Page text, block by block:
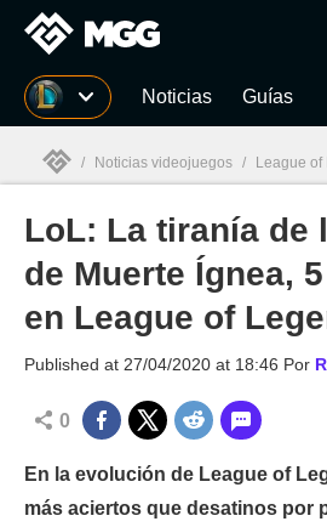
MGG Noticias Guías
MGG
/ Noticias videojuegos / League
LoL: La tiranía de
de Muerte Ígnea,
en League of
Published at 27/04/2020 at 18:46 Por
0
En la evolución de League of
más aciertos que desatinos por